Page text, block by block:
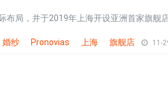
布局，并于2019年上海开设亚洲首家旗舰
婚纱 Pronovias 上海 旗舰店 11-